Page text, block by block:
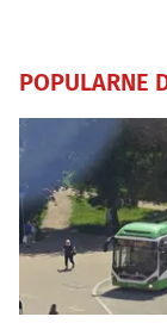
POPULARNE